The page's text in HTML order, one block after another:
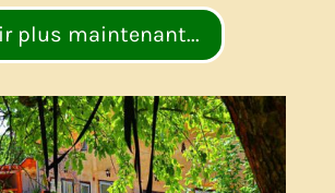
plus maintenant...